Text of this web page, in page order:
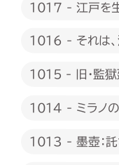
1017 - 江戸を生
1016 - それは、
1015 - 旧・監獄
1014 - ミラノ
1013 - 墨壺：託